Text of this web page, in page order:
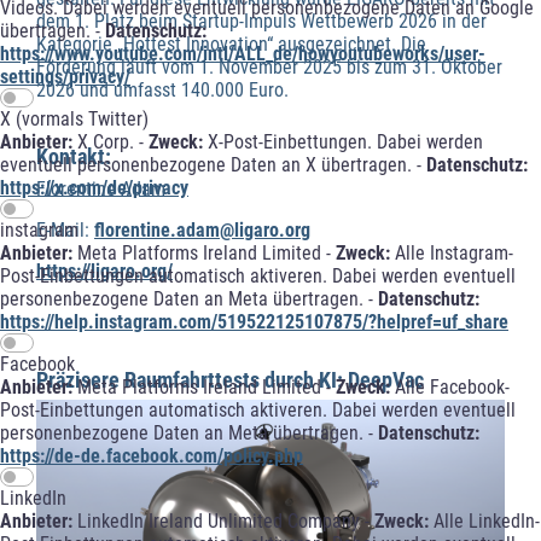
Videos. Dabei werden eventuell personenbezogene Daten an Google
übertragen. - Datenschutz:
https://www.youtube.com/intl/ALL_de/howyoutubeworks/user-
settings/privacy/
X (vormals Twitter)
Anbieter: X Corp. - Zweck: X-Post-Einbettungen. Dabei werden
eventuell personenbezogene Daten an X übertragen. - Datenschutz:
https://x.com/de/privacy
instagram
Anbieter: Meta Platforms Ireland Limited - Zweck: Alle Instagram-
Post-Einbettungen automatisch aktiveren. Dabei werden eventuell
personenbezogene Daten an Meta übertragen. - Datenschutz:
https://help.instagram.com/519522125107875/?helpref=uf_share
Facebook
Anbieter:Meta Platforms Ireland Limited -Zweck:Alle Facebook-
Post-Einbettungen automatisch aktiveren. Dabei werden eventuell
personenbezogene Daten an Meta übertragen. - Datenschutz:
https://de-de.facebook.com/policy.php
LinkedIn
Anbieter: LinkedIn Ireland Unlimited Company -Zweck: Alle LinkedIn-
dem 1. Platz beim Startup-Impuls Wettbewerb 2026 in der
Kategorie „Hottest Innovation“ ausgezeichnet. Die
Förderung läuft vom 1. November 2025 bis zum 31. Oktober
2026 und umfasst 140.000 Euro.
Kontakt:
Florentine Adam
E-Mail: florentine.adam@ligaro.org
https://ligaro.org/
Präzisere Raumfahrttests durch KI: DeepVac